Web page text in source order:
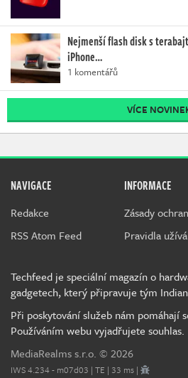
Nejmenší flash disk s
iPhone…
1 komentářů
VÍCE
NAVIGACE
Redakce
RSS Atom Feed
INFORMACE
Zásady
Pravidla
Techfeed je speciální magazín o
gadgetech, který připravuje tým
Při poskytování služeb nám pomáhají
Používáním webu vyjadřujete souhlas.
MediaRealms s.r.o. © 2026
IWS 4.234 - m07d03 | TE | 33 ms |